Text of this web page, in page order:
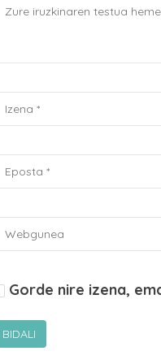
Gorde nire izena,